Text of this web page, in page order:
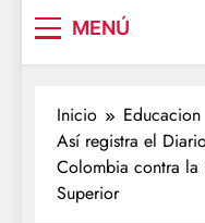
MENÚ
Inicio
Educacion
Así registra el
Colombia contra la
Superior